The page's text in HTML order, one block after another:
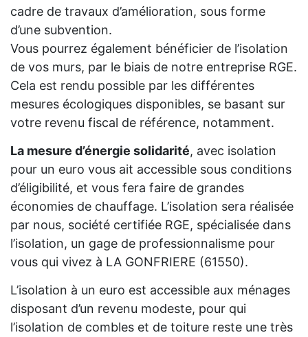
cadre de travaux d’amélioration, sous forme
d’une subvention.
Vous pourrez également bénéficier de l’isolation
de vos murs, par le biais de notre entreprise RGE.
Cela est rendu possible par les différentes
mesures écologiques disponibles, se basant sur
votre revenu fiscal de référence, notamment.
La mesure d’énergie solidarité, avec isolation
pour un euro vous ait accessible sous conditions
d’éligibilité, et vous fera faire de grandes
économies de chauffage. L’isolation sera réalisée
par nous, société certifiée RGE, spécialisée dans
l’isolation, un gage de professionnalisme pour
vous qui vivez à LA GONFRIERE (61550).
L’isolation à un euro est accessible aux ménages
disposant d’un revenu modeste, pour qui
l’isolation de combles et de toiture reste une très